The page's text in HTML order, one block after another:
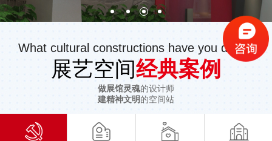
What cultural constructions have you done?
展艺空间经典案例
做展馆灵魂的设计师
建精神文明的空间站